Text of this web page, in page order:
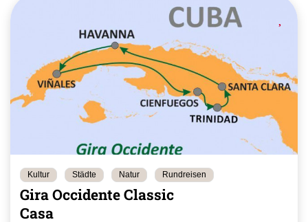
Kultur Städte Natur Rundreisen
Gira Occidente Classic
Casa